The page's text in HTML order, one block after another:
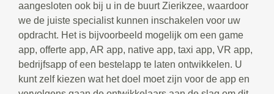
aangesloten ook bij u in de buurt Zierikzee, waardoor
we de juiste specialist kunnen inschakelen voor uw
opdracht. Het is bijvoorbeeld mogelijk om een game
app, offerte app, AR app, native app, taxi app, VR app,
bedrijfsapp of een bestelapp te laten ontwikkelen. U
kunt zelf kiezen wat het doel moet zijn voor de app en